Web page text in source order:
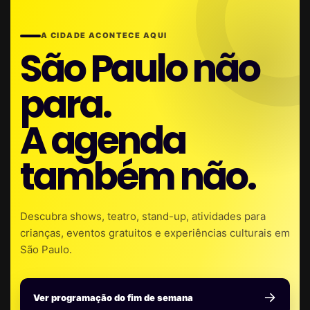
A CIDADE ACONTECE AQUI
São Paulo não
para.
A agenda
também não.
Descubra shows, teatro, stand-up, atividades para
crianças, eventos gratuitos e experiências culturais em
São Paulo.
Ver programação do fim de semana